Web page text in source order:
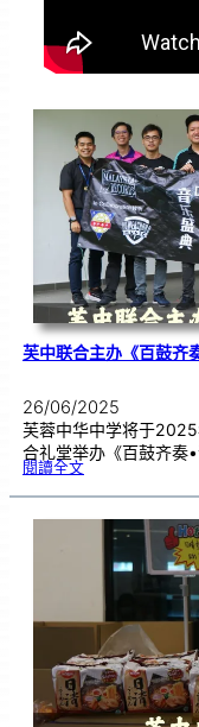
芙中联合主办《百鼓齐
26/06/2025
芙蓉中华中学将于
合礼堂举办《百鼓齐奏
閱讀全文:芙
合
办
《
挑
战
纪
录
大
全